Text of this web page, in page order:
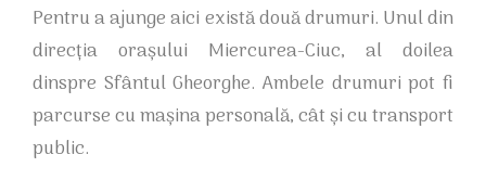
Pentru a ajunge aici există două drumuri. Unul din
direcția orașului Miercurea-Ciuc, al doilea
dinspre Sfântul Gheorghe. Ambele drumuri pot fi
parcurse cu mașina personală, cât și cu transport
public.